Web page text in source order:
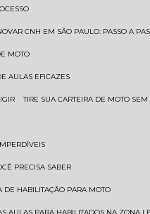
CNH EM SÃO PAULO: PASSO A
MOTO
AULAS EFICAZES
TIRE SUA CARTEIRA DE MOTO
PRECISA SABER
DE HABILITAÇÃO PARA MOTO